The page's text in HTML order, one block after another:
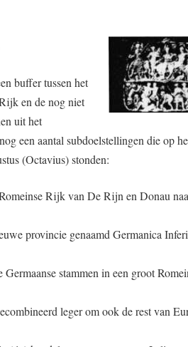
buffer tussen het
en de nog niet
uit het
een aantal subdoelstellingen die op
(Octavius) stonden:
Rijk van De Rijn en Donau
provincie genaamd Germanica
stammen in een groot
leger om ook de rest van